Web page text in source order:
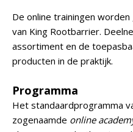
De online trainingen
van King Rootbarrier.
assortiment en de
producten in de praktijk.
Programma
Het standaardprogramma
zogenaamde online